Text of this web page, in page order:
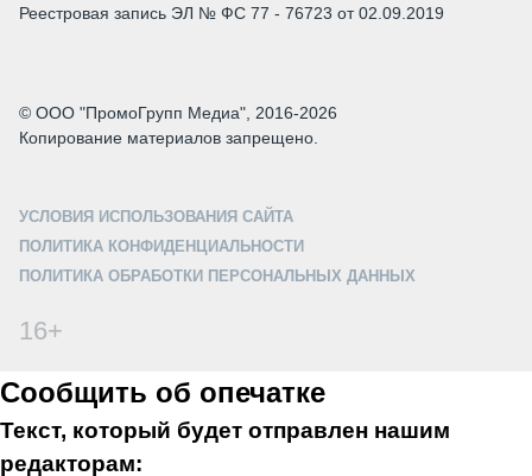
Реестровая запись ЭЛ № ФС 77 - 76723 от 02.09.2019
© ООО "ПромоГрупп Медиа", 2016-2026
Копирование материалов запрещено.
УСЛОВИЯ ИСПОЛЬЗОВАНИЯ САЙТА
ПОЛИТИКА КОНФИДЕНЦИАЛЬНОСТИ
ПОЛИТИКА ОБРАБОТКИ ПЕРСОНАЛЬНЫХ ДАННЫХ
16+
Сообщить об опечатке
Текст, который будет отправлен нашим
редакторам: